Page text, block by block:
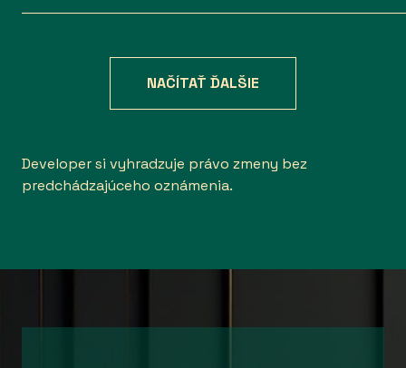
NAČÍTAŤ ĎALŠIE
Developer si vyhradzuje právo zmeny bez
predchádzajúceho oznámenia.